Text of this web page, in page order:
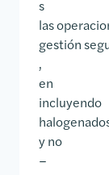
s
las
gestión
,
en
incluyendo
y no
–